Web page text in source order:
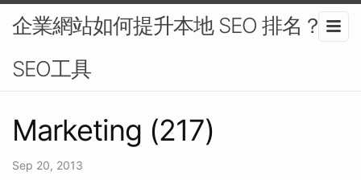
企業網站如何提升本地 SEO 排名？-
SEO工具
Marketing (217)
Sep 20, 2013